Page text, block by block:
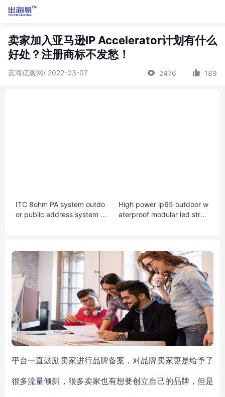
卖家加入亚马逊IP Accelerator计划有什么
好处？注册商标不发愁！
蓝海亿观网/ 2022-03-07 2476 189
ITC 8ohm PA system outdo
or public address system P
High power ip65 outdoor w
aterproof modular led stree
平台一直鼓励卖家进行品牌备案，对品牌卖家更是给予了
很多流量倾斜，很多卖家也有想要创立自己的品牌，但是